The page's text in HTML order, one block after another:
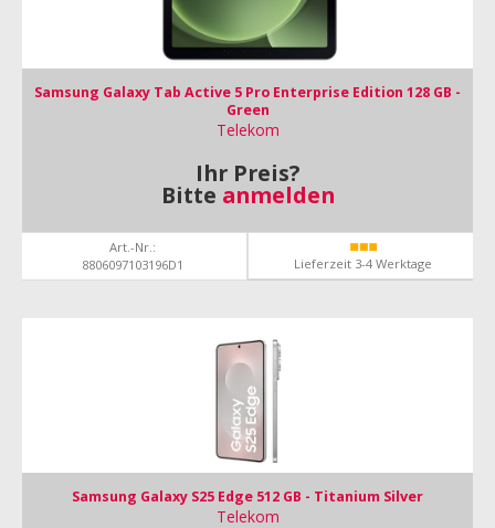
Samsung Galaxy Tab Active 5 Pro Enterprise Edition 128 GB -
Green
Telekom
Ihr Preis?
Bitte anmelden
Art.-Nr.:
8806097103196D1
Lieferzeit 3-4 Werktage
Samsung Galaxy S25 Edge 512 GB - Titanium Silver
Telekom